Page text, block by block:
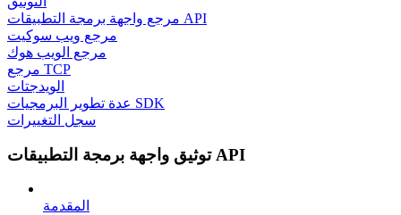
مرجع واجهة برمجة التطبيقات API
مرجع ويب سوكيت
مرجع الويب هوك
مرجع TCP
الويدجتات
عدة تطوير البرمجيات SDK
سجل التغييرات
توثيق واجهة برمجة التطبيقات API
المقدمة